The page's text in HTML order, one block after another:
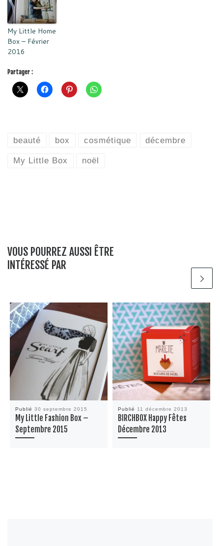
My Little Home
Box – Février
2016
Partager :
beauté box cosmétique décembre
My Little Box noël
VOUS POURREZ AUSSI ÊTRE
INTÉRESSÉ PAR
Publié30 septembre 2015
My Little Fashion Box –
Septembre 2015
Publié 11 décembre 2013
BIRCHBOX Happy Fêtes
Décembre 2013